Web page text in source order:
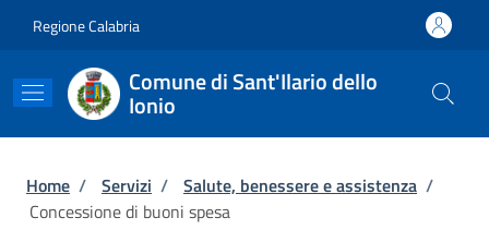
Regione Calabria
Comune di Sant'Ilario dello
Ionio
Briciole di pane
Home / Servizi / Salute, benessere e assistenza /
Concessione di buoni spesa